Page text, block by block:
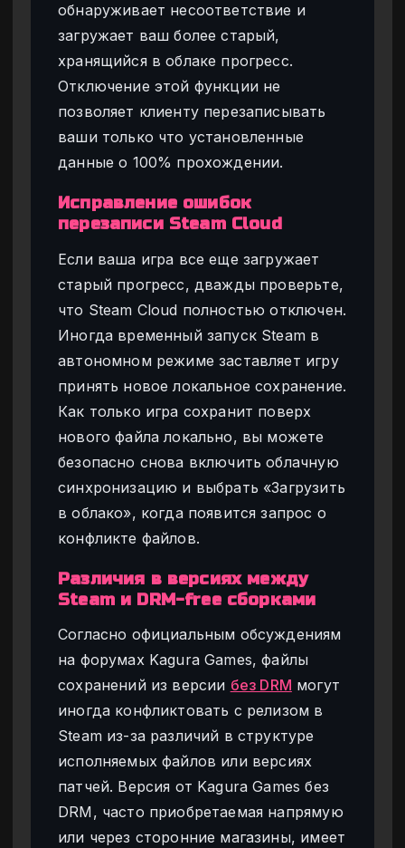
обнаруживает несоответствие и
загружает ваш более старый,
хранящийся в облаке прогресс.
Отключение этой функции не
позволяет клиенту перезаписывать
ваши только что установленные
данные о 100% прохождении.
Исправление ошибок
перезаписи Steam Cloud
Если ваша игра все еще загружает
старый прогресс, дважды проверьте,
что Steam Cloud полностью отключен.
Иногда временный запуск Steam в
автономном режиме заставляет игру
принять новое локальное сохранение.
Как только игра сохранит поверх
нового файла локально, вы можете
безопасно снова включить облачную
синхронизацию и выбрать «Загрузить
в облако», когда появится запрос о
конфликте файлов.
Различия в версиях между
Steam и DRM-free сборками
Согласно официальным обсуждениям
на форумах Kagura Games, файлы
сохранений из версии без DRM могут
иногда конфликтовать с релизом в
Steam из-за различий в структуре
исполняемых файлов или версиях
патчей. Версия от Kagura Games без
DRM, часто приобретаемая напрямую
или через сторонние магазины, имеет